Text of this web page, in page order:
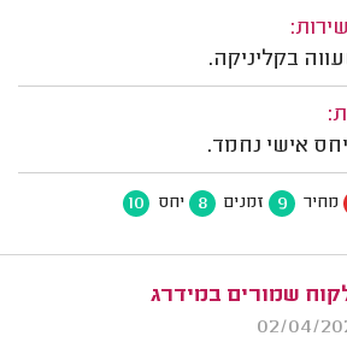
בקליניקה.
אישי נחמד.
מחיר 9 זמנים 8 יחס 10
שמורים במידרג